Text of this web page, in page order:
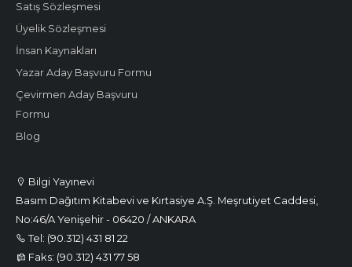
Bilgi Yayınevi
Basım Dağıtım Kitabevi ve Kırtasiye A.Ş. Meşrutiyet Caddesi,
No:46/A Yenişehir - 06420 / ANKARA
Tel: (90.312) 431 81 22
Faks: (90.312) 431 77 58
Satış Sözleşmesi
Üyelik Sözleşmesi
İnsan Kaynakları
Yazar Aday Başvuru Formu
Çevirmen Aday Başvuru
Formu
Blog